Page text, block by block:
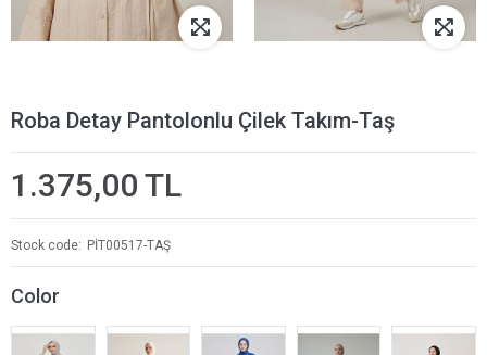
Roba Detay Pantolonlu Çilek Takım-Taş
1.375,00 TL
Stock code PİT00517-TAŞ
Color